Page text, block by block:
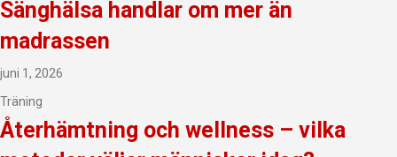
Sänghälsa handlar om mer än
madrassen
juni 1, 2026
Träning
Återhämtning och wellness – vilka